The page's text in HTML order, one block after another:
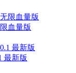
血量版
最新版